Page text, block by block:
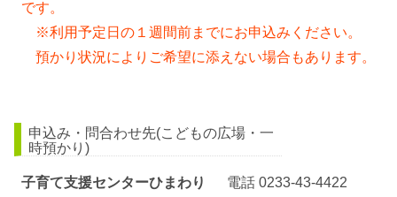
です。
※利用予定日の１週間前までにお申込みください。
預かり状況によりご希望に添えない場合もあります。
申込み・問合わせ先(こどもの広場・一
時預かり)
子育て支援センターひまわり 電話 0233-43-4422